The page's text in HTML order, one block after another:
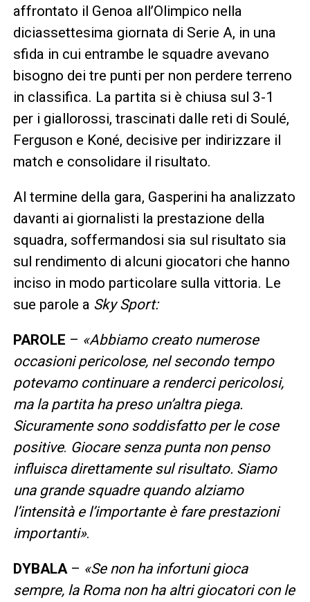
affrontato il Genoa all’Olimpico nella
diciassettesima giornata di Serie A, in una
sfida in cui entrambe le squadre avevano
bisogno dei tre punti per non perdere terreno
in classifica. La partita si è chiusa sul 3-1
per i giallorossi, trascinati dalle reti di Soulé,
Ferguson e Koné, decisive per indirizzare il
match e consolidare il risultato.
Al termine della gara, Gasperini ha analizzato
davanti ai giornalisti la prestazione della
squadra, soffermandosi sia sul risultato sia
sul rendimento di alcuni giocatori che hanno
inciso in modo particolare sulla vittoria. Le
sue parole a Sky Sport:
PAROLE – «Abbiamo creato numerose
occasioni pericolose, nel secondo tempo
potevamo continuare a renderci pericolosi,
ma la partita ha preso un’altra piega.
Sicuramente sono soddisfatto per le cose
positive. Giocare senza punta non penso
influisca direttamente sul risultato. Siamo
una grande squadre quando alziamo
l’intensità e l’importante è fare prestazioni
importanti».
DYBALA – «Se non ha infortuni gioca
sempre, la Roma non ha altri giocatori con le